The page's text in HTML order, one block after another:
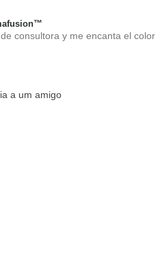
consultora y me encanta el color
a um amigo